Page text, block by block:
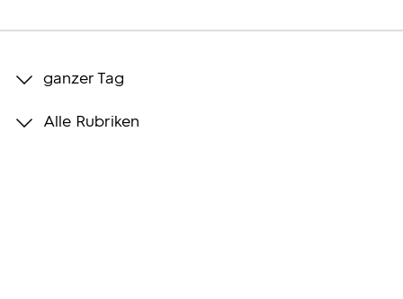
Bilder
ganzer Tag
Alle Rubriken